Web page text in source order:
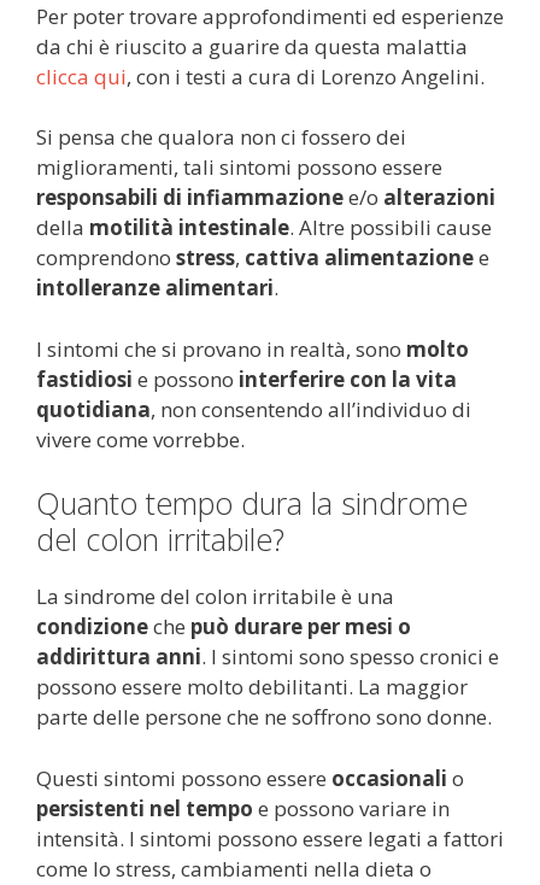
Per poter trovare approfondimenti ed esperienze
da chi è riuscito a guarire da questa malattia
clicca qui, con i testi a cura di Lorenzo Angelini.
Si pensa che qualora non ci fossero dei
miglioramenti, tali sintomi possono essere
responsabili di infiammazionee/o alterazioni
della motilità intestinale. Altre possibili cause
comprendono stress, cattiva alimentazionee
intolleranze alimentari.
I sintomi che si provano in realtà, sono molto
fastidiosi e possono interferire con la vita
quotidiana, non consentendo all’individuo di
vivere come vorrebbe.
Quanto tempo dura la sindrome
del colon irritabile?
La sindrome del colon irritabile è una
condizioneche può durare per mesi o
addirittura anni. I sintomi sono spesso cronici e
possono essere molto debilitanti. La maggior
parte delle persone che ne soffrono sono donne.
Questi sintomi possono essere occasionali o
persistenti nel tempo e possono variare in
intensità. I sintomi possono essere legati a fattori
come lo stress, cambiamenti nella dieta o